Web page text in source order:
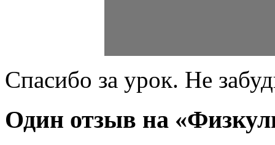
Спасибо за урок. Не
Один отзыв на